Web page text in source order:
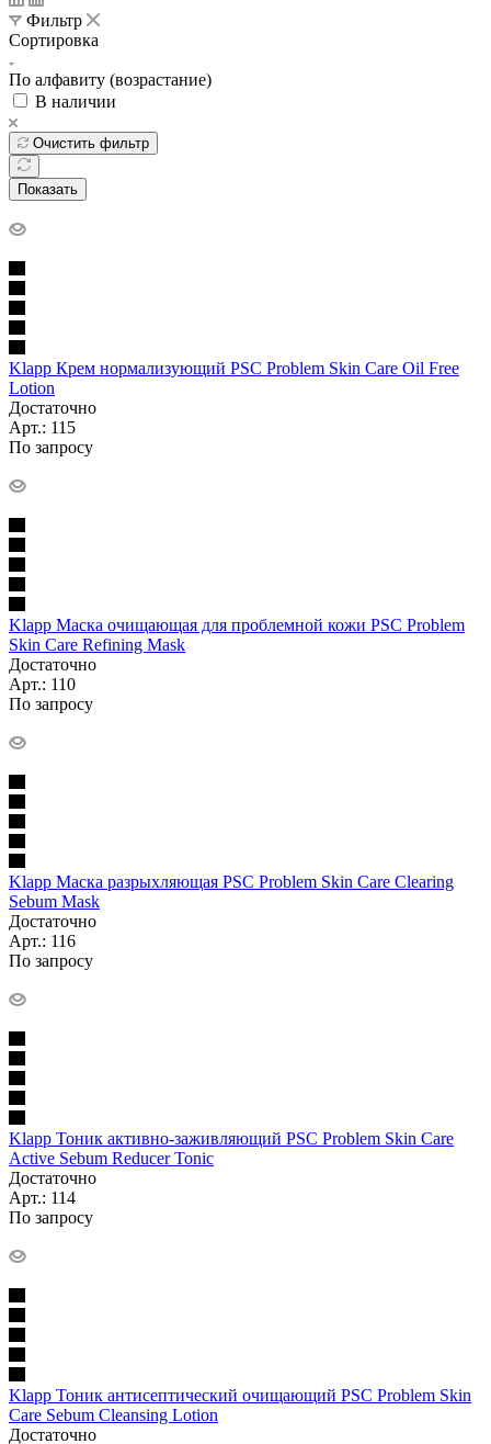
Фильтр
Сортировка
По алфавиту (возрастание)
В наличии
Очистить фильтр
Показать
Klapp Крем нормализующий PSC Problem Skin Care Oil Free
Lotion
Достаточно
Арт.: 115
По запросу
Klapp Маска очищающая для проблемной кожи PSC Problem
Skin Care Refining Mask
Достаточно
Арт.: 110
По запросу
Klapp Маска разрыхляющая PSC Problem Skin Care Clearing
Sebum Mask
Достаточно
Арт.: 116
По запросу
Klapp Тоник активно-заживляющий PSC Problem Skin Care
Active Sebum Reducer Tonic
Достаточно
Арт.: 114
По запросу
Klapp Тоник антисептический очищающий PSC Problem Skin
Care Sebum Cleansing Lotion
Достаточно